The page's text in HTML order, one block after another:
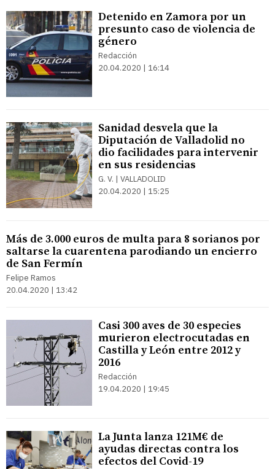
Detenido en Zamora por un
presunto caso de violencia de
género
Redacción
20.04.2020 | 16:14
Sanidad desvela que la
Diputación de Valladolid no
dio facilidades para intervenir
en sus residencias
G. V. | VALLADOLID
20.04.2020 | 15:25
Más de 3.000 euros de multa para 8 sorianos por
saltarse la cuarentena parodiando un encierro
de San Fermín
Felipe Ramos
20.04.2020 | 13:42
Casi 300 aves de 30 especies
murieron electrocutadas en
Castilla y León entre 2012 y
2016
Redacción
19.04.2020 | 19:45
La Junta lanza 121M€ de
ayudas directas contra los
efectos del Covid-19